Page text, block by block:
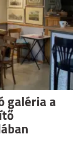
galéria a